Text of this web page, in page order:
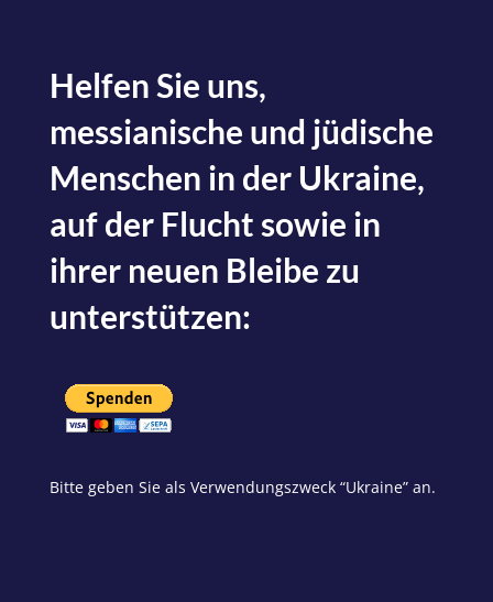
Helfen Sie uns,
messianische und jüdische
Menschen in der Ukraine,
auf der Flucht sowie in
ihrer neuen Bleibe zu
unterstützen:
Bitte geben Sie als Verwendungszweck “Ukraine” an.